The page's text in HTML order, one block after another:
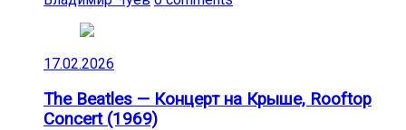
17.02.2026
The Beatles — Концерт на Крыше, Rooftop
Concert (1969)